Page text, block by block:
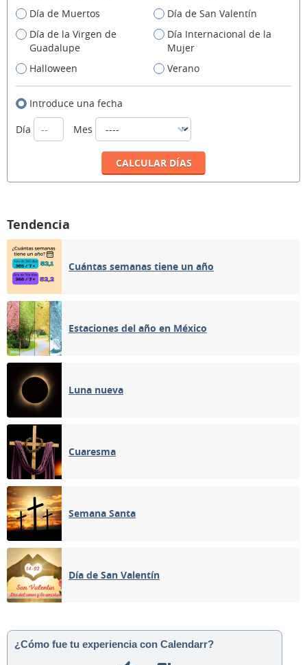
Día de Muertos
Día de San Valentín
Día de la Virgen de
Guadalupe
Día Internacional de la
Mujer
Halloween
Verano
Introduce una fecha
Día
Mes
Tendencia
Cuántas semanas tiene un año
Estaciones del año en México
Luna nueva
Cuaresma
Semana Santa
Día de San Valentín
¿Cómo fue tu experiencia con Calendarr?